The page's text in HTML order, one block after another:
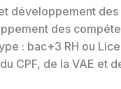
développement
des
: bac+3 RH ou
CPF, de la VAE et